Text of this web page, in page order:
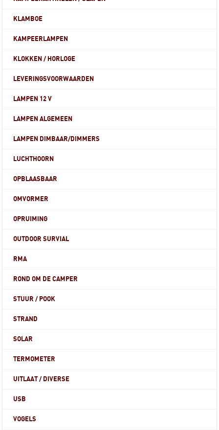
KLAMBOE
KAMPEERLAMPEN
KLOKKEN / HORLOGE
LEVERINGSVOORWAARDEN
LAMPEN 12 V
LAMPEN ALGEMEEN
LAMPEN DIMBAAR/DIMMERS
LUCHTHOORN
OPBLAASBAAR
OMVORMER
OPRUIMING
OUTDOOR SURVIAL
RMA
ROND OM DE CAMPER
STUUR / POOK
STRAND
SOLAR
TERMOMETER
UITLAAT / DIVERSE
USB
VOGELS